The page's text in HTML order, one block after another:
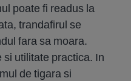
poate fi readus la
trandafirul se
fara sa moara.
utilitate practica. In
de tigara si